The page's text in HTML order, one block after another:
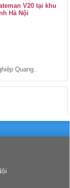
V20 tại khu
Hà Nội
Quang..